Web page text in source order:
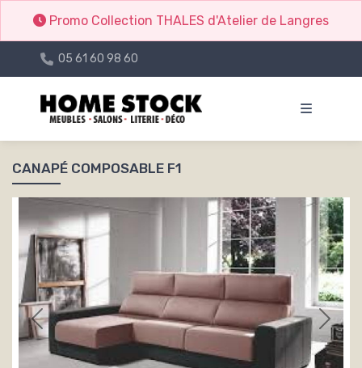
Promo Collection THALES d'Atelier de Langres
05 61 60 98 60
CANAPÉ COMPOSABLE F1